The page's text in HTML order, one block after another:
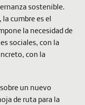
sostenible.
cumbre es el
la necesidad de
sociales, con la
con la
un nuevo
de ruta para la